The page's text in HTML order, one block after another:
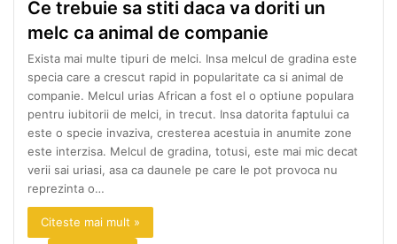
Ce trebuie sa stiti daca va doriti un
melc ca animal de companie
Exista mai multe tipuri de melci. Insa melcul de gradina este
specia care a crescut rapid in popularitate ca si animal de
companie. Melcul urias African a fost el o optiune populara
pentru iubitorii de melci, in trecut. Insa datorita faptului ca
este o specie invaziva, cresterea acestuia in anumite zone
este interzisa. Melcul de gradina, totusi, este mai mic decat
verii sai uriasi, asa ca daunele pe care le pot provoca nu
reprezinta o…
Citeste mai mult »